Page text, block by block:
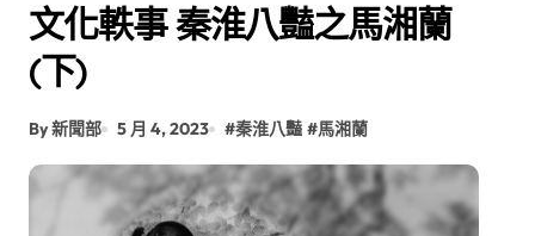
文化軼事 秦淮八豔之馬湘蘭
(下)
By 新聞部 5 月 4, 2023 #秦淮八豔 #馬湘蘭